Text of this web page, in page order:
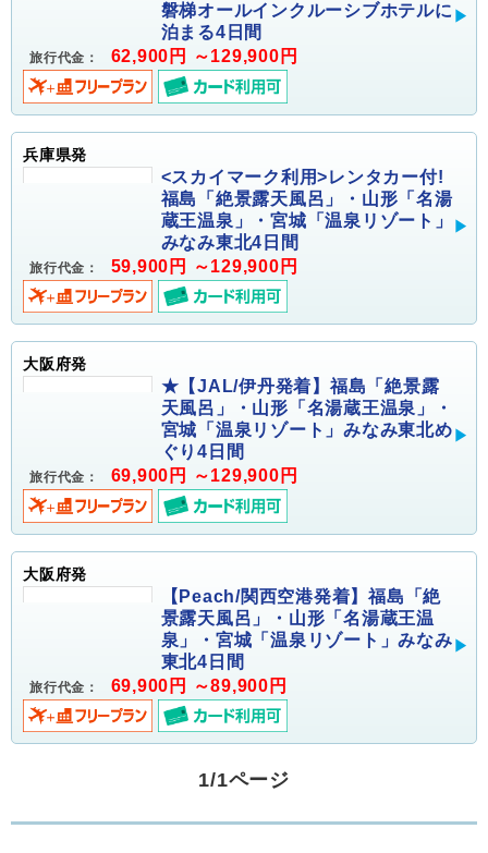
磐梯オールインクルーシブホテルに
泊まる4日間
旅行代金： 62,900円 ～129,900円
兵庫県発
<スカイマーク利用>レンタカー付!
福島「絶景露天風呂」・山形「名湯
蔵王温泉」・宮城「温泉リゾート」
みなみ東北4日間
旅行代金： 59,900円 ～129,900円
大阪府発
★【JAL/伊丹発着】福島「絶景露
天風呂」・山形「名湯蔵王温泉」・
宮城「温泉リゾート」みなみ東北め
ぐり4日間
旅行代金： 69,900円 ～129,900円
大阪府発
【Peach/関西空港発着】福島「絶
景露天風呂」・山形「名湯蔵王温
泉」・宮城「温泉リゾート」みなみ
東北4日間
旅行代金： 69,900円 ～89,900円
1/1ページ